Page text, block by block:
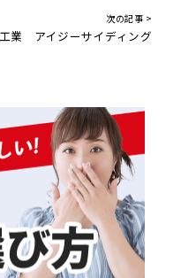
次の記事 >
業 アイジーサイディング